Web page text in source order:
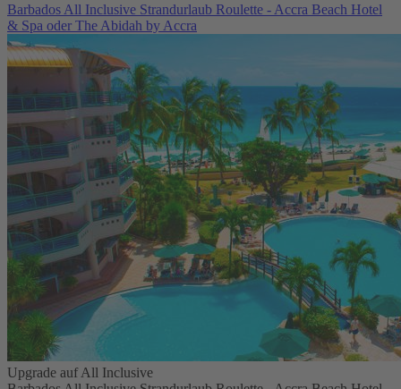
Barbados All Inclusive Strandurlaub Roulette - Accra Beach Hotel
& Spa oder The Abidah by Accra
Upgrade auf All Inclusive